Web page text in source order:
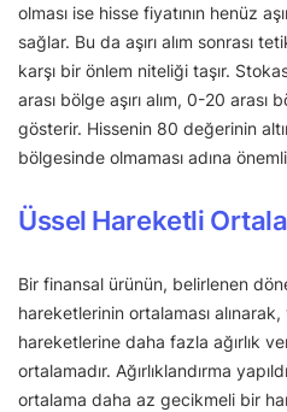
olması ise hisse fiyatının henüz
sağlar. Bu da aşırı alım sonrası
karşı bir önlem niteliği taşır.
arası bölge aşırı alım, 0-20 arası
gösterir. Hissenin 80 değerinin
bölgesinde olmaması adına
Üssel Hareketli
Bir finansal ürünün, belirlenen
hareketlerinin ortalaması
hareketlerine daha fazla ağırlık
ortalamadır. Ağırlıklandırma
ortalama daha az gecikmeli bir